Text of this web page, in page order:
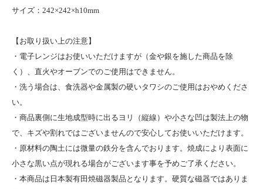
サイズ：242×242×h10mm
【お取り扱い上の注意】
・電子レンジはお使いいただけますが（金や銀を施した商品を除
く）、直火やオーブンでのご使用はできません。
・洗う場合は、食洗器や金属製の硬いタワシのご使用はおやめくださ
い。
・商品裏側に生地成型時に出るヨリ（縦線）や小さな凹は製法上の物
で、キズや割れではございませんので安心してお使いいただけます。
・原材料の陶土には微量の鉄分を含んでおります。焼成により表面に
小さな黒い点が現れる場合がございます事を予めご了承ください。
・本商品は日本製有田焼磁器製品となります。硬質な磁器ではありま